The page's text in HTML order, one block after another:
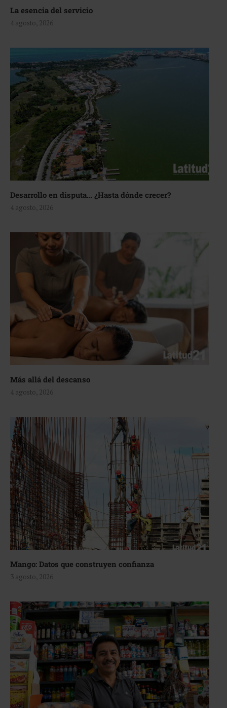
La esencia del servicio
4 agosto, 2026
Desarrollo en disputa… ¿Hasta dónde crecer?
4 agosto, 2026
Más allá del descanso
4 agosto, 2026
Mango: Datos que construyen confianza
3 agosto, 2026